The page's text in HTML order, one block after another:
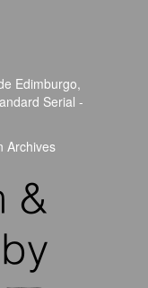
Edimburgo,
Serial -
Archives